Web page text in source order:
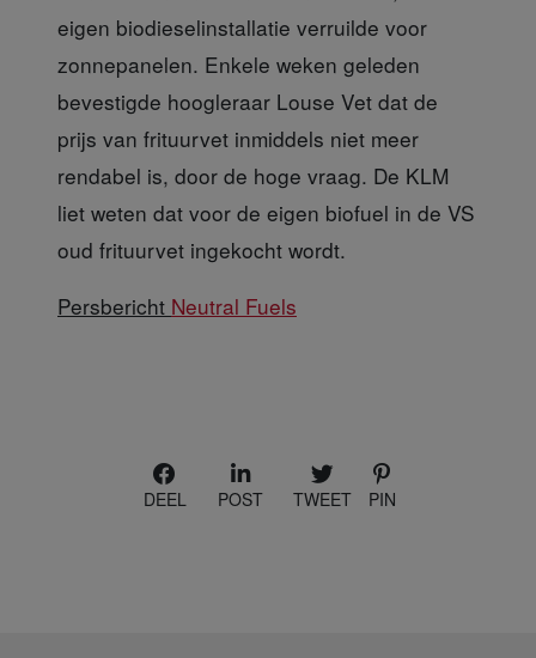
eigen biodieselinstallatie verruilde voor
zonnepanelen. Enkele weken geleden
bevestigde hoogleraar Louse Vet dat de
prijs van frituurvet inmiddels niet meer
rendabel is, door de hoge vraag. De KLM
liet weten dat voor de eigen biofuel in de VS
oud frituurvet ingekocht wordt.
Persbericht Neutral Fuels
DEEL POST TWEET PIN